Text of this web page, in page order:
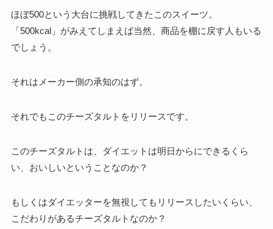
ほぼ500という大台に挑戦してきたこのスイーツ。
「500kcal」がみえてしまえば当然、商品を棚に戻す人もいる
でしょう。
それはメーカー側の承知のはず。
それでもこのチーズタルトをリリースです。
このチーズタルトは、ダイエットは明日からにできるくら
い、おいしいということなのか？
もしくはダイエッターを無視してもリリースしたいくらい、
こだわりがあるチーズタルトなのか？